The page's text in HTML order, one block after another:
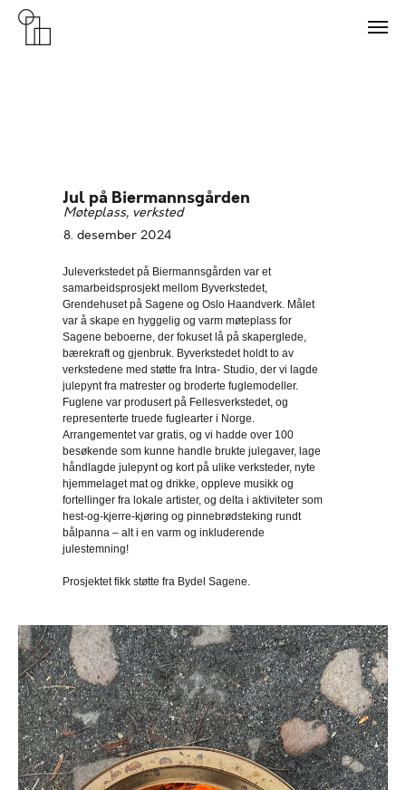
Jul på Biermannsgården
Møteplass, verksted
8. desember 2024
Juleverkstedet på Biermannsgården var et
samarbeidsprosjekt mellom Byverkstedet,
Grendehuset på Sagene og Oslo Haandverk. Målet
var å skape en hyggelig og varm møteplass for
Sagene beboerne, der fokuset lå på skaperglede,
bærekraft og gjenbruk. Byverkstedet holdt to av
verkstedene med støtte fra Intra- Studio, der vi lagde
julepynt fra matrester og broderte fuglemodeller.
Fuglene var produsert på Fellesverkstedet, og
representerte truede fuglearter i Norge.
Arrangementet var gratis, og vi hadde over 100
besøkende som kunne handle brukte julegaver, lage
håndlagde julepynt og kort på ulike verksteder, nyte
hjemmelaget mat og drikke, oppleve musikk og
fortellinger fra lokale artister, og delta i aktiviteter som
hest-og-kjerre-kjøring og pinnebrødsteking rundt
bålpanna – alt i en varm og inkluderende
julestemning!
Prosjektet fikk støtte fra Bydel Sagene.